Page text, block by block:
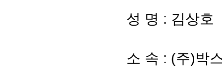
성 명 : 김상호
소 속 : (주)박